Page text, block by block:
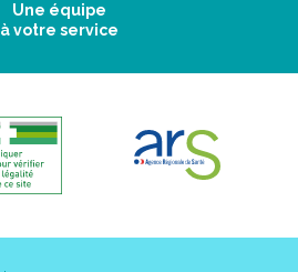
Une équipe
à votre service